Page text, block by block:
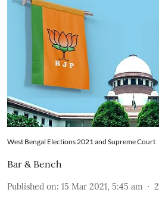
West Bengal Elections 2021 and Supreme Court
Bar & Bench
Published on: 15 Mar 2021, 5:45 am 2